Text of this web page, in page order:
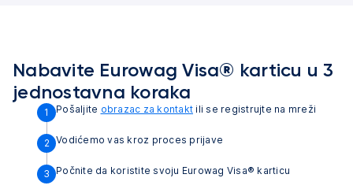
Nabavite Eurowag Visa® karticu u 3
jednostavna koraka
1 Pošaljite obrazac za kontakt ili se registrujte na mreži
2 Vodićemo vas kroz proces prijave
3 Počnite da koristite svoju Eurowag Visa® karticu